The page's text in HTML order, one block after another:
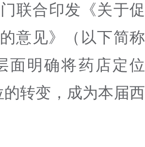
联合印发《关于促
意见》（以下简称
面明确将药店定位
的转变，成为本届西